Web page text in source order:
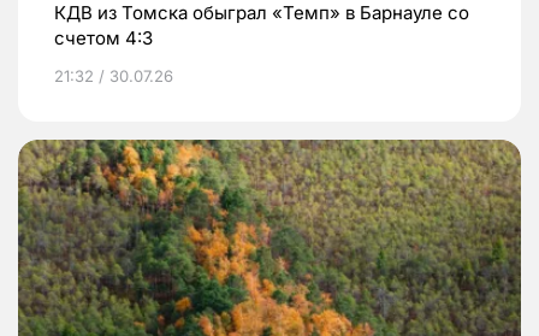
КДВ из Томска обыграл «Темп» в Барнауле со
счетом 4:3
21:32 / 30.07.26